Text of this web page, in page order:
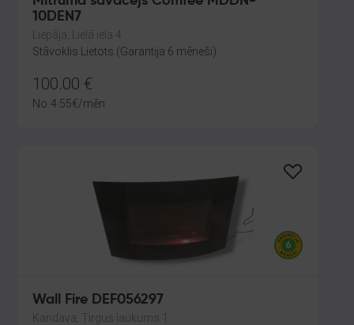
10DEN7
Liepāja, Lielā iela 4
Stāvoklis Lietots (Garantija 6 mēneši)
100.00 €
No 4.55€/mēn.
Wall Fire DEF056297
Kandava, Tirgus laukums 1